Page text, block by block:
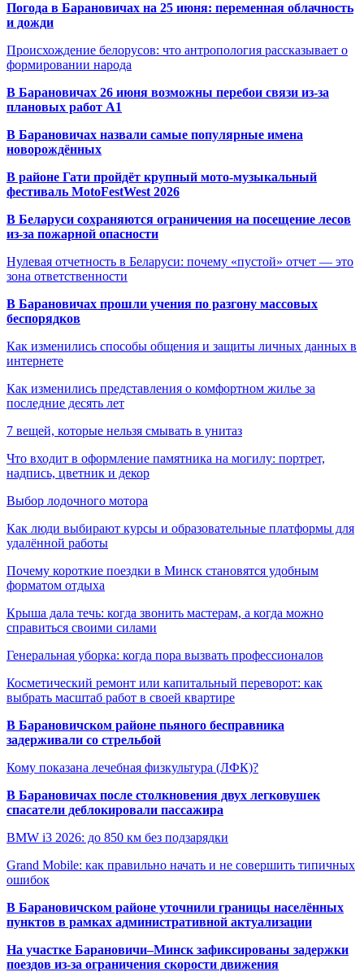
Погода в Барановичах на 25 июня: переменная облачность
и дожди
Происхождение белорусов: что антропология рассказывает о
формировании народа
В Барановичах 26 июня возможны перебои связи из-за
плановых работ A1
В Барановичах назвали самые популярные имена
новорождённых
В районе Гати пройдёт крупный мото-музыкальный
фестиваль MotoFestWest 2026
В Беларуси сохраняются ограничения на посещение лесов
из-за пожарной опасности
Нулевая отчетность в Беларуси: почему «пустой» отчет — это
зона ответственности
В Барановичах прошли учения по разгону массовых
беспорядков
Как изменились способы общения и защиты личных данных в
интернете
Как изменились представления о комфортном жилье за
последние десять лет
7 вещей, которые нельзя смывать в унитаз
Что входит в оформление памятника на могилу: портрет,
надпись, цветник и декор
Выбор лодочного мотора
Как люди выбирают курсы и образовательные платформы для
удалённой работы
Почему короткие поездки в Минск становятся удобным
форматом отдыха
Крыша дала течь: когда звонить мастерам, а когда можно
справиться своими силами
Генеральная уборка: когда пора вызвать профессионалов
Косметический ремонт или капитальный переворот: как
выбрать масштаб работ в своей квартире
В Барановичском районе пьяного бесправника
задерживали со стрельбой
Кому показана лечебная физкультура (ЛФК)?
В Барановичах после столкновения двух легковушек
спасатели деблокировали пассажира
BMW i3 2026: до 850 км без подзарядки
Grand Mobile: как правильно начать и не совершить типичных
ошибок
В Барановичском районе уточнили границы населённых
пунктов в рамках административной актуализации
На участке Барановичи–Минск зафиксированы задержки
поездов из-за ограничения скорости движения